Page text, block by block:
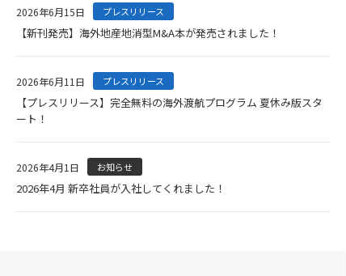
2026年6月15日 プレスリリース
【新刊発売】海外地産地消型M&A本が発売されました！
2026年6月11日 プレスリリース
【プレスリリース】完全無料の海外渡航プログラム 夏休み版スタ
ート！
2026年4月1日 お知らせ
2026年4月 新卒社員が入社してくれました！